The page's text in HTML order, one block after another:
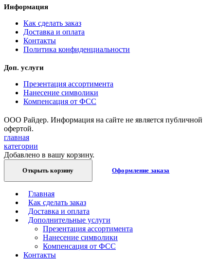
Информация
Как сделать заказ
Доставка и оплата
Контакты
Политика конфиденциальности
Доп. услуги
Презентация ассортимента
Нанесение символики
Компенсация от ФСС
ООО Райдер. Информация на сайте не является публичной
офертой.
главная
категории
Добавлено в вашу корзину.
Открыть корзину Оформление заказа
Главная
Как сделать заказ
Доставка и оплата
Дополнительные услуги
Презентация ассортимента
Нанесение символики
Компенсация от ФСС
Контакты